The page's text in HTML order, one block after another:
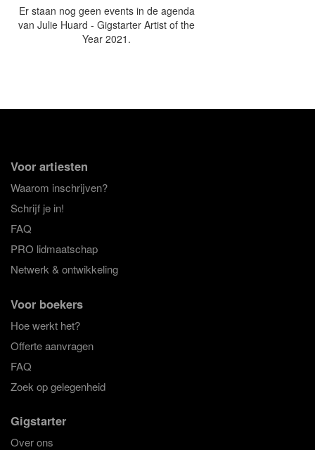
Er staan nog geen events in de agenda
van Julie Huard - Gigstarter Artist of the
Year 2021.
Voor artiesten
Waarom inschrijven?
Schrijf je in!
FAQ
PRO lidmaatschap
Netwerk & ontwikkeling
Voor boekers
Hoe werkt het?
Offerte aanvragen
FAQ
Zoek op gelegenheid
Gigstarter
Over ons